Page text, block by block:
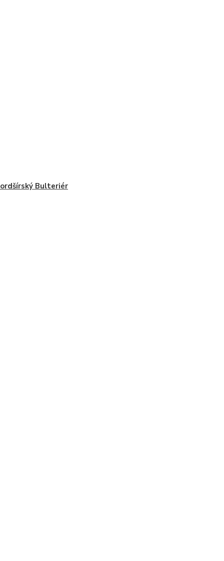
Bulteriér